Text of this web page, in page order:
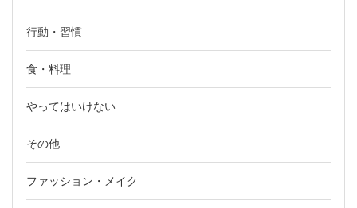
行動・習慣
食・料理
やってはいけない
その他
ファッション・メイク